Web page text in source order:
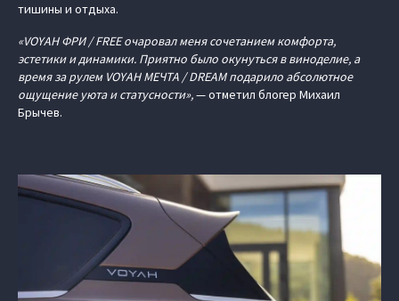
тишины и отдыха.
«VOYAH ФРИ / FREE очаровал меня сочетанием комфорта,
эстетики и динамики. Приятно было окунуться в виноделие, а
время за рулем VOYAH МЕЧТА / DREAM подарило абсолютное
ощущение уюта и статусности»,— отметил блогер Михаил
Брычев.